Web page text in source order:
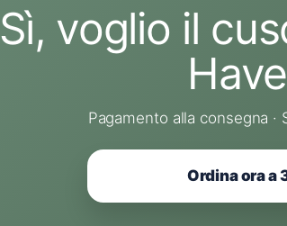
Sì, voglio il
Pagamento alla consegna ·
Ordina ora a